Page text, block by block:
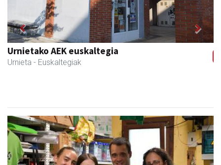
Magale Ikastetxea
Urnieta - Hezkuntza
Previous Next